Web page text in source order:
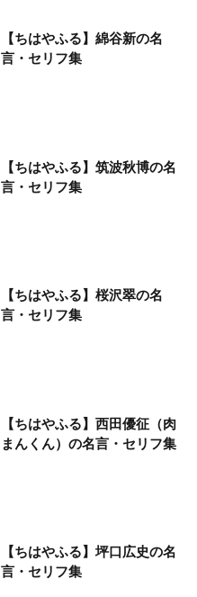
【ちはやふる】綿谷新の名
言・セリフ集
【ちはやふる】筑波秋博の名
言・セリフ集
【ちはやふる】桜沢翠の名
言・セリフ集
【ちはやふる】西田優征（肉
まんくん）の名言・セリフ集
【ちはやふる】坪口広史の名
言・セリフ集